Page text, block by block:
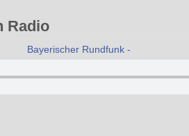
Radio
Bayerischer Rundfunk - BR24 in Radio